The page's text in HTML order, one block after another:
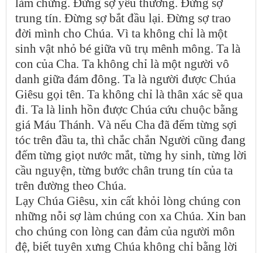
trung tín. Đừng sợ bắt đầu lại. Đừng sợ trao
đời mình cho Chúa. Vì ta không chỉ là một
sinh vật nhỏ bé giữa vũ trụ mênh mông. Ta là
con của Cha. Ta không chỉ là một người vô
danh giữa đám đông. Ta là người được Chúa
Giêsu gọi tên. Ta không chỉ là thân xác sẽ qua
đi. Ta là linh hồn được Chúa cứu chuộc bằng
giá Máu Thánh. Và nếu Cha đã đếm từng sợi
tóc trên đầu ta, thì chắc chắn Người cũng đang
đếm từng giọt nước mắt, từng hy sinh, từng lời
cầu nguyện, từng bước chân trung tín của ta
trên đường theo Chúa.
Lạy Chúa Giêsu, xin cất khỏi lòng chúng con
những nỗi sợ làm chúng con xa Chúa. Xin ban
cho chúng con lòng can đảm của người môn
đệ, biết tuyên xưng Chúa không chỉ bằng lời